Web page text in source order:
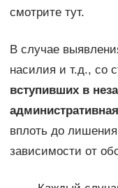
смотрите тут.
В случае
насилия и т.д., со
вступивших в
вплоть до
зависимости от